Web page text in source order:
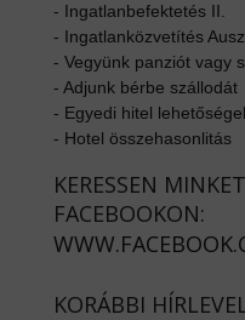
- Ingatlanbefektetés II.
- Ingatlanközvetítés
- Vegyünk panziót vagy
- Adjunk bérbe szállodát
- Egyedi hitel
- Hotel összehasonlitás
KERESSEN
FACEBOOKON:
KORÁBBI